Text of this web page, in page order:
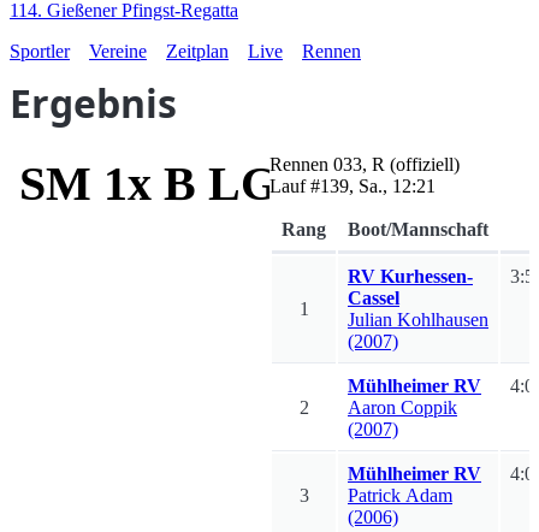
114. Gießener Pfingst-Regatta
Sportler
Vereine Zeitplan Live Rennen
Ergebnis
SM 1x B LG I-III LG
Rennen 033, R (offiziell)
Lauf #139, Sa., 12:21
Rang Boot/Mannschaft
1
RV Kurhessen-
Cassel
Julian Kohlhausen
(2007)
2
Mühlheimer RV
Aaron Coppik
(2007)
3
Mühlheimer RV
Patrick Adam
(2006)